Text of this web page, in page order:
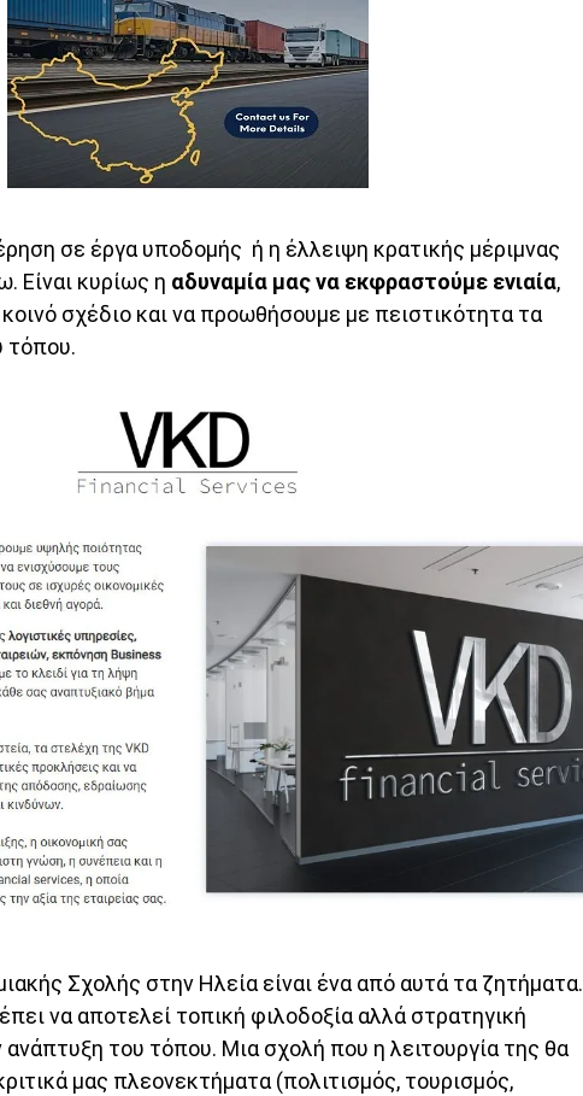
σε έργα υποδομής ή η έλλειψη κρατικής μέριμνας
Είναι κυρίως η αδυναμία μας να εκφραστούμε ενιαία,
σχέδιο και να προωθήσουμε με πειστικότητα τα
τόπου.
Σχολής στην Ηλεία είναι ένα από αυτά τα ζητήματα.
να αποτελεί τοπική φιλοδοξία αλλά στρατηγική
ανάπτυξη του τόπου. Μια σχολή που η λειτουργία της θα
μας πλεονεκτήματα (πολιτισμός, τουρισμός,